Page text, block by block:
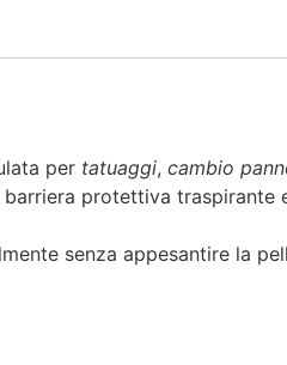
per tatuaggi, cambio
barriera protettiva
senza appesantire la